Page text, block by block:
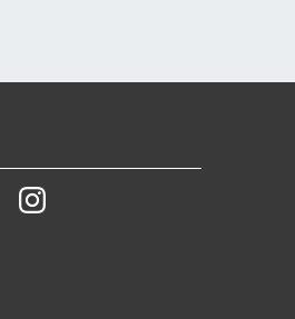
TwitterInstagram